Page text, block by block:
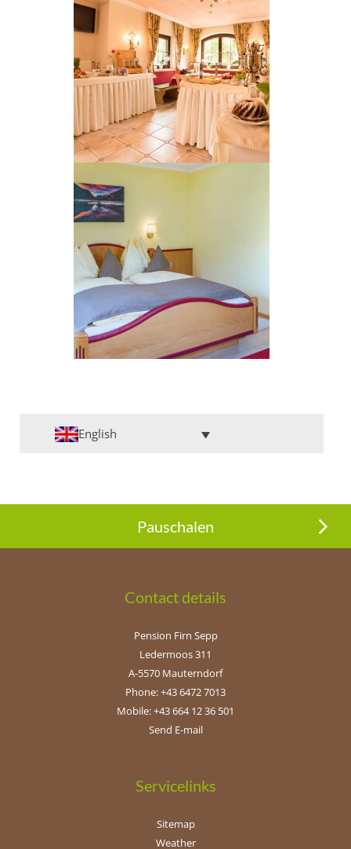
English
Pauschalen
Contact details
Pension Firn Sepp
Ledermoos 311
A-5570 Mauterndorf
Phone: +43 6472 7013
Mobile: +43 664 12 36 501
Send E-mail
Servicelinks
Sitemap
Weather